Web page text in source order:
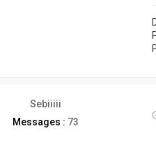
Sebiiiii
Messages : 73